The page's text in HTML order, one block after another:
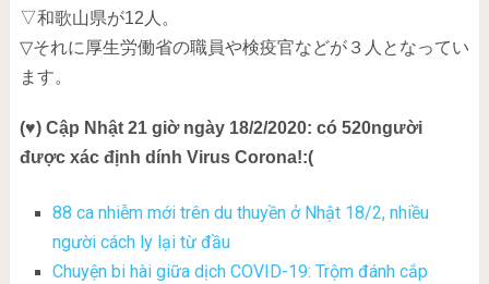
▽和歌山県が12人。
▽それに厚生労働省の職員や検疫官などが３人となってい
ます。
(♥) Cập Nhật 21 giờ ngày 18/2/2020: có 520người
được xác định dính Virus Corona!:(
88 ca nhiễm mới trên du thuyền ở Nhật 18/2, nhiều
người cách ly lại từ đầu
Chuyện bi hài giữa dịch COVID-19: Trộm đánh cắp